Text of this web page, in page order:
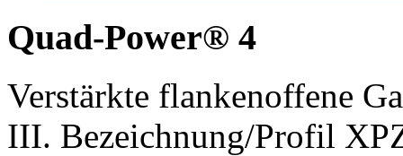
Quad-Power® 4
Verstärkte flankenoffene
III. Bezeichnung/Profil